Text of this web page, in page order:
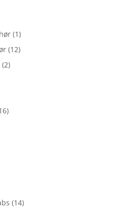
(1)
(12)
(2)
(14)